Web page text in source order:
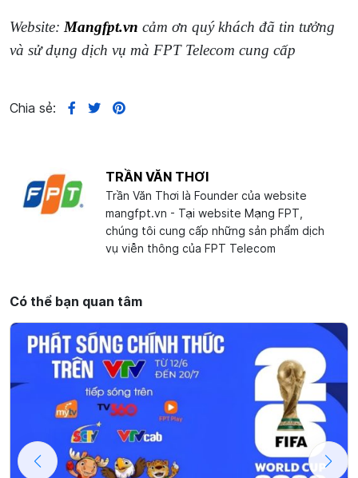
Website: Mangfpt.vn cảm ơn quý khách đã tin tưởng
và sử dụng dịch vụ mà FPT Telecom cung cấp
Chia sẻ:
TRẦN VĂN THƠI
Trần Văn Thơi là Founder của website
mangfpt.vn - Tại website Mạng FPT,
chúng tôi cung cấp những sản phẩm dịch
vụ viễn thông của FPT Telecom
Có thể bạn quan tâm